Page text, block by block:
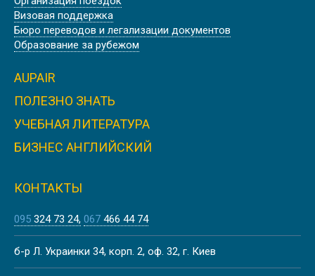
Скидка
BISHOPSTROW COLLEGE, АНГЛИЯ
ПРЕДУНИВЕРСИТЕТСКИЙ
КОЛЛЕДЖ OXFORD SIXTH FORM
Скидка
КОЛЛЕДЖ D’OVERBROECK’S
COLLEGE | ОКСФОРД, АНГЛИЯ
Визовая поддержка
Бюро переводов и легализации документов
Образование за рубежом
AUPAIR
ПОЛЕЗНО ЗНАТЬ
УЧЕБНАЯ ЛИТЕРАТУРА
БИЗНЕС АНГЛИЙСКИЙ
КОНТАКТЫ
095 324 73 24 067 466 44 74
б-р Л. Украинки 34, корп. 2, оф. 32, г. Киев